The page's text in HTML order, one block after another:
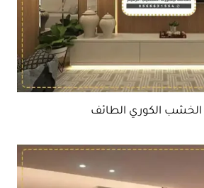
الخشب الكوري الطائف